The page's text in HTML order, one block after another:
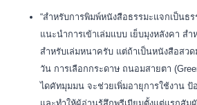
“สำหรับการพิมพ์หนังสือธรรมะแจกเป็นธ
แนะนำการเข้าเล่มแบบ เย็บมุงหลังคา สำ
สำหรับเล่มหนาครับ แต่ถ้าเป็นหนังสือสว
วัน การเลือกกระดาษ ถนอมสายตา
ไดคัทมุมมน จะช่วยเพิ่มอายุการใช้งาน ป้